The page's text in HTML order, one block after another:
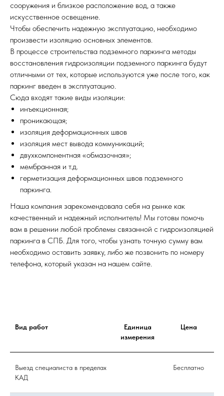
сооружения и близкое расположение вод, а также
искусственное освещение.
Чтобы обеспечить надежную эксплуатацию, необходимо
произвести изоляцию основных элементов.
В процессе строительства подземного паркинга методы
восстановления гидроизоляции подземного паркинга будут
отличными от тех, которые используются уже после того, как
паркинг введен в эксплуатацию.
Сюда входят такие виды изоляции:
инъекционная;
проникающая;
изоляция деформационных швов
изоляция мест вывода коммуникаций;
двухкомпонентная «обмазочная»;
мембранная и т.д.
герметизация деформационных швов подземного
паркинга.
Наша компания зарекомендовала себя на рынке как
качественный и надежный исполнитель! Мы готовы помочь
вам в решении любой проблемы связанной с гидроизоляцией
паркинга в СПБ. Для того, чтобы узнать точную сумму вам
необходимо оставить заявку, либо же позвонить по номеру
телефона, который указан на нашем сайте.
Вид работ
Единица
измерения
Цена
Выезд специалиста в пределах
КАД
Бесплатно